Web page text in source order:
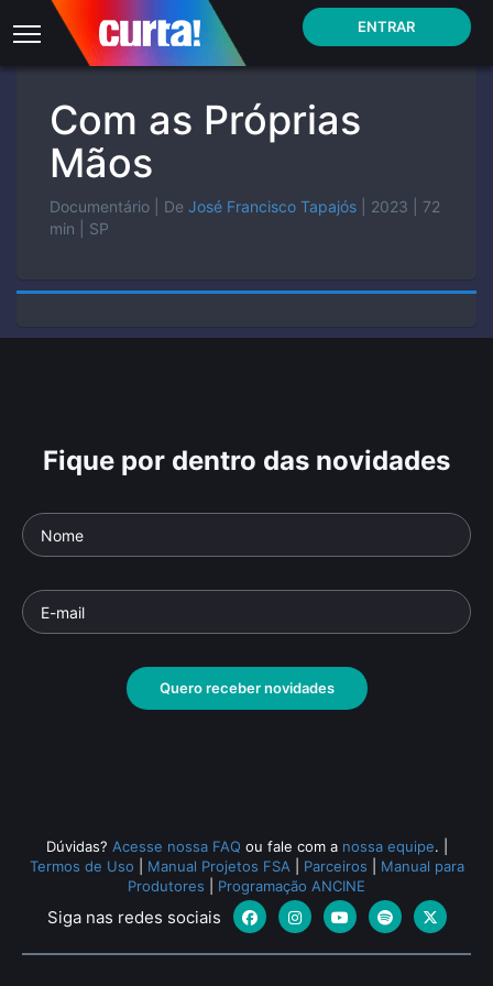
ENTRAR
Com as Próprias
Mãos
Documentário | De José Francisco Tapajós | 2023
| 72
min
| SP
Fique por dentro das novidades
Quero receber novidades
Dúvidas? Acesse nossa FAQ ou fale com a nossa equipe.
Termos de Uso
Manual Projetos FSA Parceiros
Manual para
Produtores
Programação ANCINE
Siga nas redes sociais